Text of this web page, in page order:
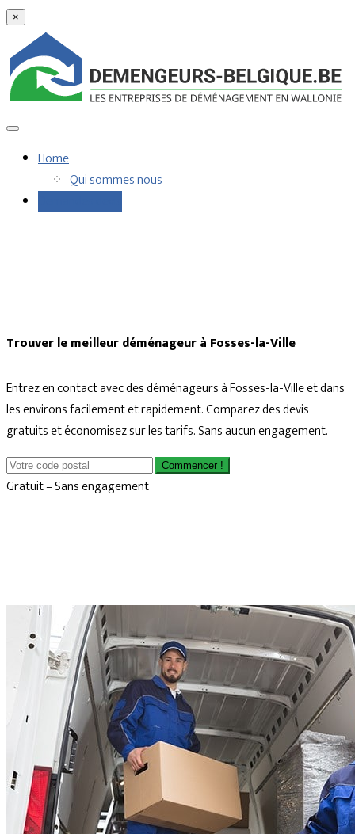
×
Home
Qui sommes nous
Trouver le meilleur déménageur à Fosses-la-Ville
Entrez en contact avec des déménageurs à Fosses-la-Ville et dans
les environs facilement et rapidement. Comparez des devis
gratuits et économisez sur les tarifs. Sans aucun engagement.
Commencer !
Gratuit – Sans engagement